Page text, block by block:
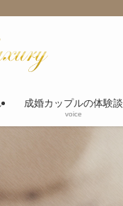
成婚カップルの体験談
voice